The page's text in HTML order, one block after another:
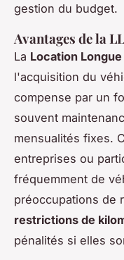
gestion du budget.
Avantages de la
La Location
l'acquisition du
compense par un
souvent
mensualités fixes.
entreprises ou
fréquemment de
préoccupations de
restrictions de
pénalités si elles